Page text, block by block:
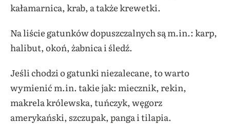
kałamarnica, krab, a także krewetki.
Na liście gatunków dopuszczalnych są m.in.: karp,
halibut, okoń, żabnica i śledź.
Jeśli chodzi o gatunki niezalecane, to warto
wymienić m.in. takie jak: miecznik, rekin,
makrela królewska, tuńczyk, węgorz
amerykański, szczupak, panga i tilapia.